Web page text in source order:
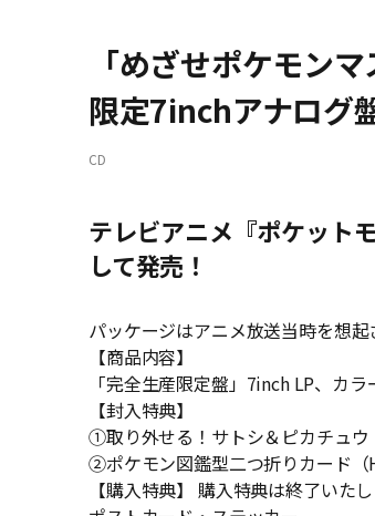
「めざせポケモン
限定7inchアナログ
CD
テレビアニメ『ポケット
して発売！
パッケージはアニメ放送当時を想
【商品内容】
「完全生産限定盤」7inch LP、カ
【封入特典】
①取り外せる！サトシ＆ピカチュ
②ポケモン図鑑型二つ折りカード（
【購入特典】 購入特典は終了いたし